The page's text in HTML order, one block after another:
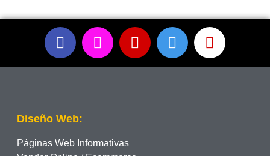
Diseño Web:
Páginas Web Informativas